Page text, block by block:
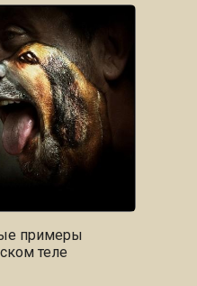
примеры
теле